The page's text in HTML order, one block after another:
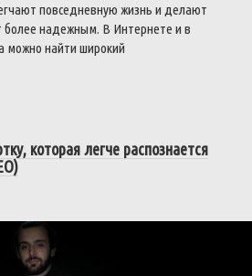
повседневную жизнь и делают
более надежным. В Интернете и в
можно найти широкий
которая легче распознается